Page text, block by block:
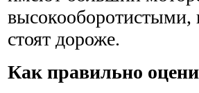
стоят дороже.
Как правильно